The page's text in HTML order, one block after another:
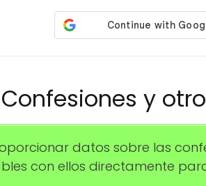
y
datos sobre las
con ellos directamente